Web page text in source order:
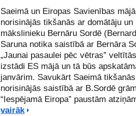
Saeimā un Eiropas Savienības mājā
norisinājās tikšanās ar domātāju un
mākslinieku Bernāru Sordē
Saruna notika saistībā ar Bernāra
„Jaunai pasaulei pēc vētras”
izstādi ES mājā un tā būs
janvārim. Savukārt Saeimā tikšanās
norisinājās saistībā ar B.Sordē
“Iespējamā Eiropa” paustām
vairāk